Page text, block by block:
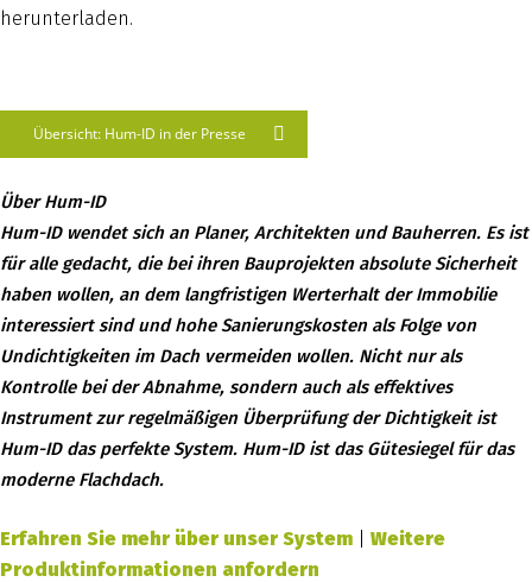
herunterladen.
Übersicht: Hum-ID in der Presse
Über Hum-ID
Hum-ID wendet sich an Planer, Architekten und Bauherren. Es ist
für alle gedacht, die bei ihren Bauprojekten absolute Sicherheit
haben wollen, an dem langfristigen Werterhalt der Immobilie
interessiert sind und hohe Sanierungskosten als Folge von
Undichtigkeiten im Dach vermeiden wollen. Nicht nur als
Kontrolle bei der Abnahme, sondern auch als effektives
Instrument zur regelmäßigen Überprüfung der Dichtigkeit ist
Hum-ID das perfekte System. Hum-ID ist das Gütesiegel für das
moderne Flachdach.
Erfahren Sie mehr über unser System |Weitere
Produktinformationen anfordern